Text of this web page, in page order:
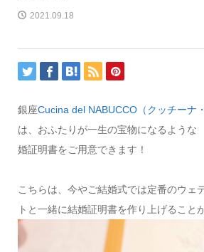
2021.09.18
銀座Cucina del NABUCCO（クッチーナ
は、おふたりが一生の宝物になるよう
婚証明書をご用意できます！
こちらは、今やご結婚式では定番のウェ
トと一緒に結婚証明書を作り上げること